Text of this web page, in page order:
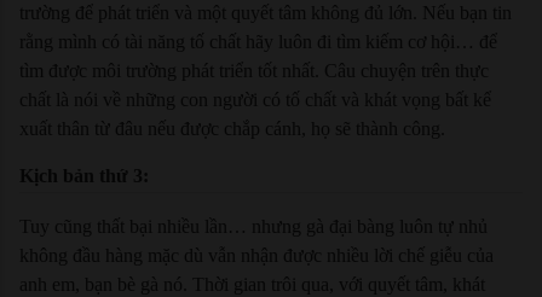
trường để phát triển và một quyết tâm không đủ lớn. Nếu bạn tin
rằng mình có tài năng tố chất hãy luôn đi tìm kiếm cơ hội… để
tìm được môi trường phát triển tốt nhất. Câu chuyện trên thực
chất là nói về những con người có tố chất và khát vọng bất kể
xuất thân từ đâu nếu được chắp cánh, họ sẽ thành công.
Kịch bản thứ 3:
Tuy cũng thất bại nhiều lần… nhưng gà đại bàng luôn tự nhủ
không đầu hàng mặc dù vẫn nhận được nhiều lời chế giễu của
anh em, bạn bè gà nó. Thời gian trôi qua, với quyết tâm, khát